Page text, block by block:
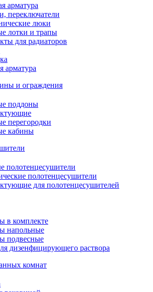
арматура
переключатели
люки
лотки и трапы
для радиаторов
арматура
и ограждения
поддоны
перегородки
кабины
полотенцесушители
полотенцесушители
для полотенцесушителей
в комплекте
напольные
подвесные
дизенфицирующего раствора
комнат